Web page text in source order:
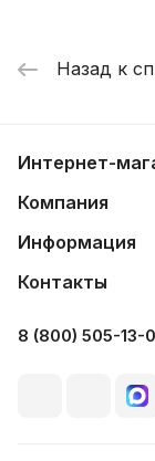
Назад к
Интернет-
Компания
Информация
Контакты
8 (800) 505-13-